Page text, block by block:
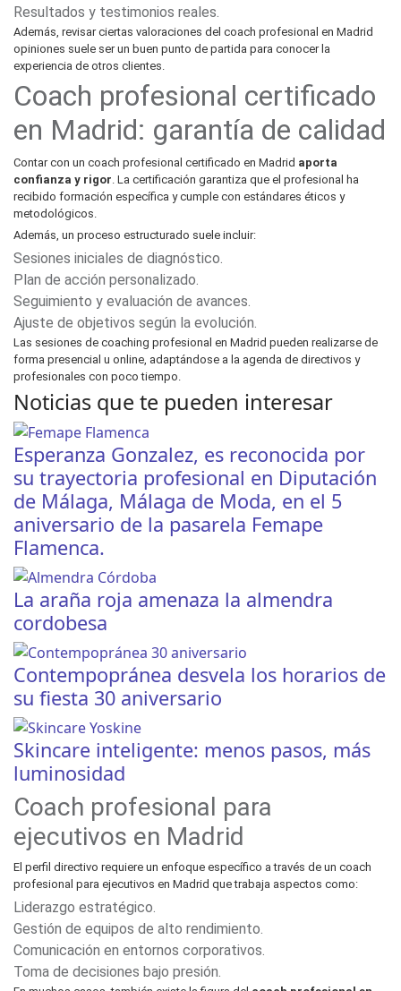
Resultados y testimonios reales.
Además, revisar ciertas valoraciones del coach profesional en Madrid
opiniones suele ser un buen punto de partida para conocer la
experiencia de otros clientes.
Coach profesional certificado
en Madrid: garantía de calidad
Contar con un coach profesional certificado en Madrid aporta
confianza y rigor . La certificación garantiza que el profesional ha
recibido formación específica y cumple con estándares éticos y
metodológicos.
Además, un proceso estructurado suele incluir:
Sesiones iniciales de diagnóstico.
Plan de acción personalizado.
Seguimiento y evaluación de avances.
Ajuste de objetivos según la evolución.
Las sesiones de coaching profesional en Madrid pueden realizarse de
forma presencial u online, adaptándose a la agenda de directivos y
profesionales con poco tiempo.
Noticias que te pueden interesar
Esperanza Gonzalez, es reconocida por
su trayectoria profesional en Diputación
de Málaga, Málaga de Moda, en el 5
aniversario de la pasarela Femape
Flamenca.
La araña roja amenaza la almendra
cordobesa
Contempopránea desvela los horarios de
su fiesta 30 aniversario
Skincare inteligente: menos pasos, más
luminosidad
Coach profesional para
ejecutivos en Madrid
El perfil directivo requiere un enfoque específico a través de un coach
profesional para ejecutivos en Madrid que trabaja aspectos como:
Liderazgo estratégico.
Gestión de equipos de alto rendimiento.
Comunicación en entornos corporativos.
Toma de decisiones bajo presión.